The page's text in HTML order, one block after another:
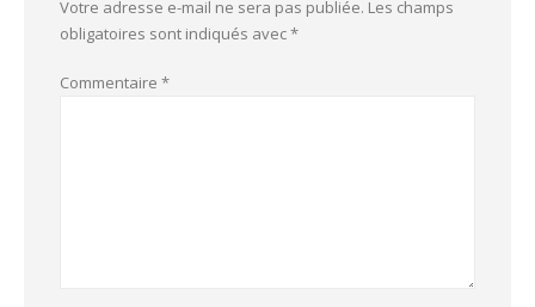
Votre adresse e-mail ne sera pas publiée. Les champs
obligatoires sont indiqués avec*
Commentaire *